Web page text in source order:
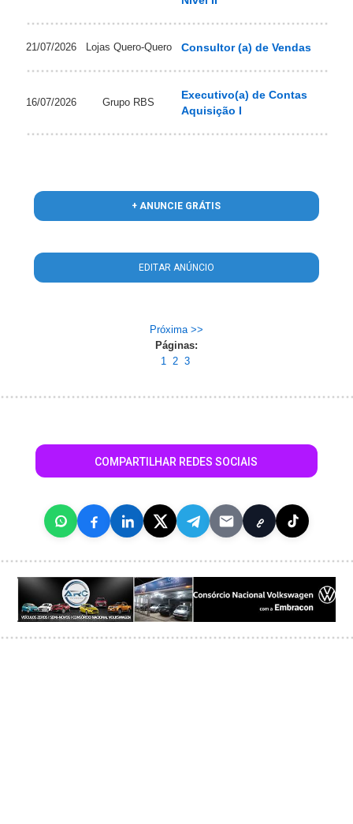
21/07/2026 Lojas Quero-Quero Consultor (a) de Vendas
16/07/2026 Grupo RBS
Executivo(a) de Contas
Aquisição I
+ ANUNCIE GRÁTIS
EDITAR ANÚNCIO
Próxima >>
Páginas:
1
2 3
COMPARTILHAR REDES SOCIAIS